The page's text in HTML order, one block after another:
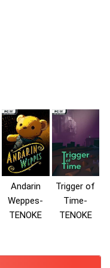
Andarin
Weppes-
TENOKE
Trigger of
Time-
TENOKE